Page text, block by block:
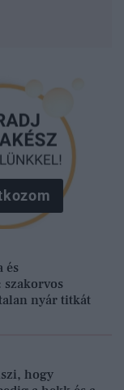
és
szakorvos
nyár titkát
hogy